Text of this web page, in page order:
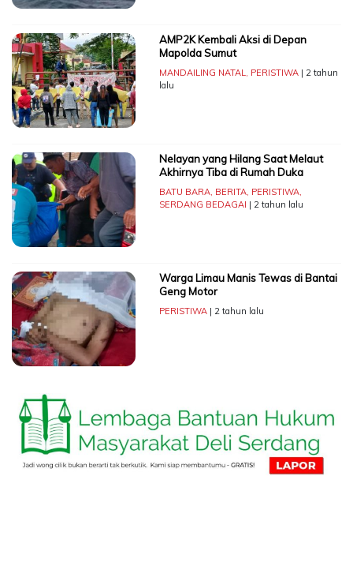
AMP2K Kembali Aksi di Depan
Mapolda Sumut
MANDAILING NATAL, PERISTIWA| 2 tahun
lalu
Nelayan yang Hilang Saat Melaut
Akhirnya Tiba di Rumah Duka
BATU BARA, BERITA, PERISTIWA,
SERDANG BEDAGAI | 2 tahun lalu
Warga Limau Manis Tewas di Bantai
Geng Motor
PERISTIWA| 2 tahun lalu